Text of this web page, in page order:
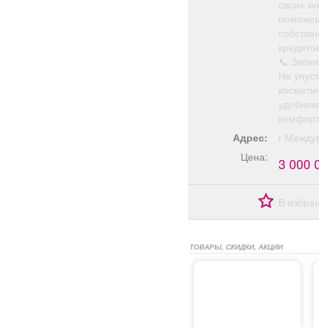
своих
📞
Не
Адрес:
г
Цена:
3 000
В
ТОВАРЫ, СКИДКИ, АКЦИИ